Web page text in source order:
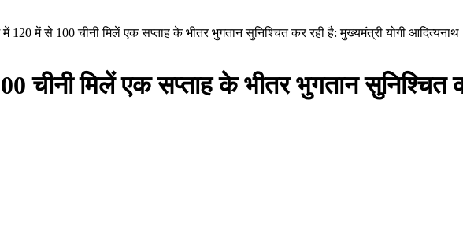
में 120 में से 100 चीनी मिलें एक सप्ताह के भीतर भुगतान सुनिश्चित कर रही है: मुख्यमंत्री योगी आदित्यनाथ
चीनी मिलें एक सप्ताह के भीतर भुगतान सुनिश्चित